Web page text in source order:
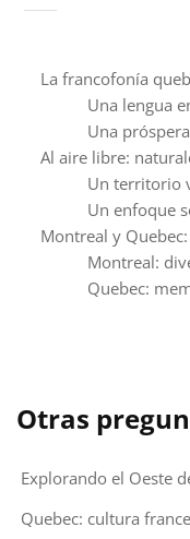
La francofonía
Una lengua
Una
Al aire libre:
Un territorio
Un enfoque
Montreal y
Montreal:
Quebec:
Otras
Explorando el Oeste
Quebec: cultura